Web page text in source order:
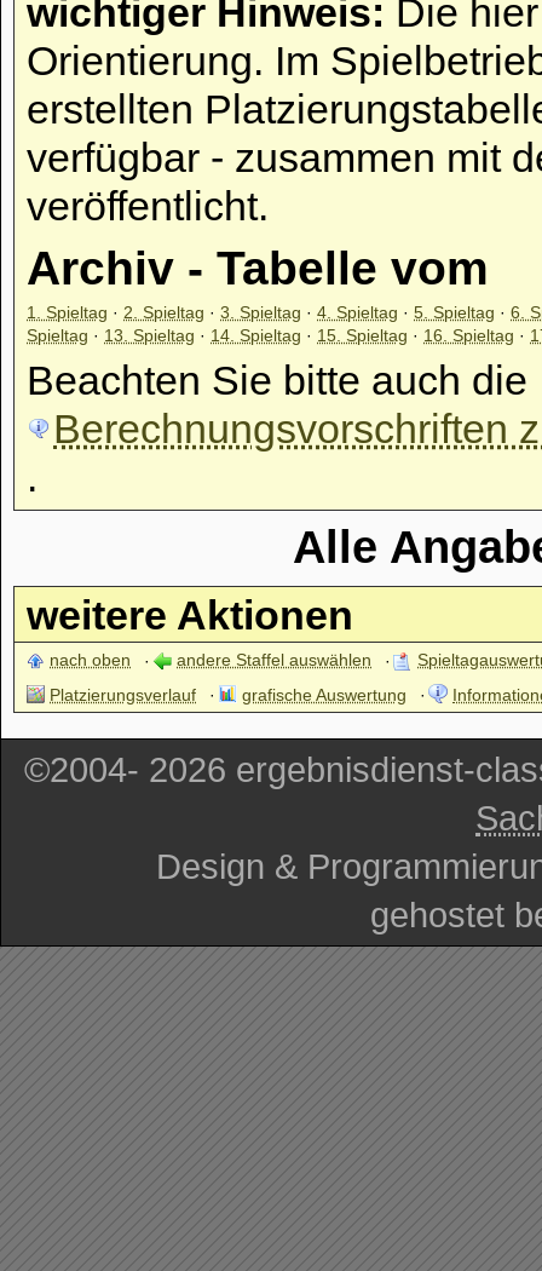
wichtiger Hinweis: Die
Orientierung. Im
erstellten
verfügbar - zusammen mit
veröffentlicht.
Archiv - Tabelle vom
1. Spieltag · 2. Spieltag · 3. Spieltag · 4. Spieltag · 5. Spieltag · 6.
Spieltag · 13. Spieltag · 14. Spieltag · 15. Spieltag · 16. Spieltag ·
Beachten Sie bitte auch die
Berechnungsvorschriften
.
Alle
weitere Aktionen
nach oben andere Staffel auswählen
Platzierungsverlauf
grafische Auswertung
©2004- 2026 ergebnisdienst-
Design &
gehostet